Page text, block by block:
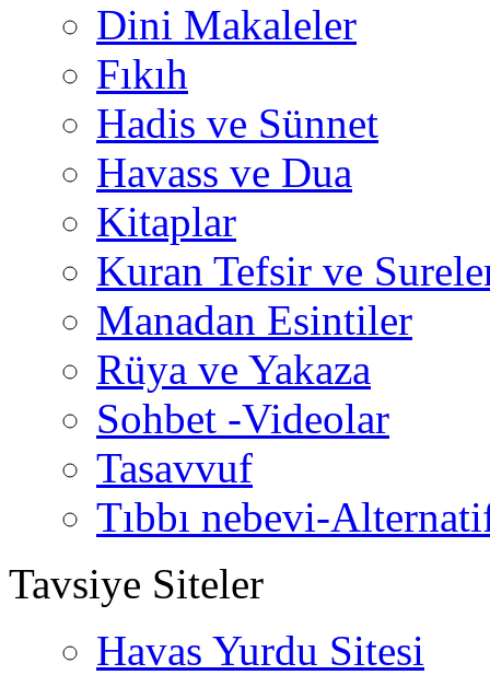
Dini Makaleler
Fıkıh
Hadis ve Sünnet
Havass ve Dua
Kitaplar
Kuran Tefsir ve
Manadan Esintiler
Rüya ve Yakaza
Sohbet -Videolar
Tasavvuf
Tıbbı nebevi-
Tavsiye Siteler
Havas Yurdu Sitesi